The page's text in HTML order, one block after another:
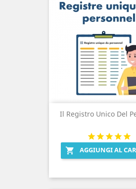
Il Registro Unico Del
 AGGIUNGI AL